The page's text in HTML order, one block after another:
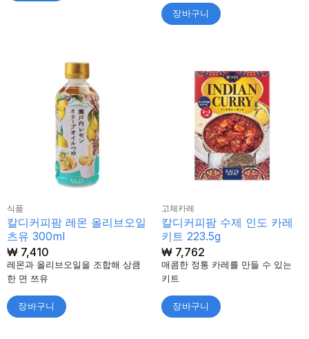
장바구니
식품
칼디커피팜 레몬 올리브오일
츠유 300ml
₩7,410
레몬과 올리브오일을 조합해 상큼
한 면 쯔유
장바구니
고체카레
칼디커피팜 수제 인도 카레
키트 223.5g
₩7,762
매콤한 정통 카레를 만들 수 있는
키트
장바구니